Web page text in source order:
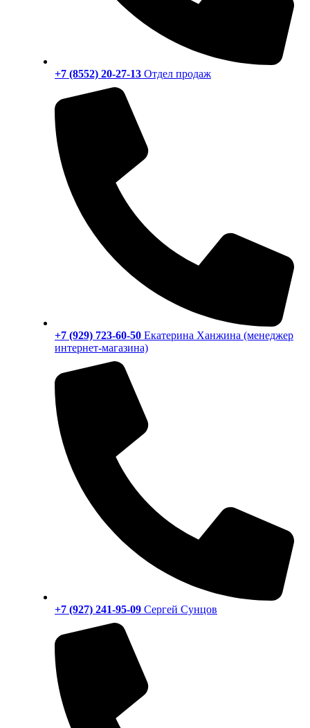
+7 (8552) 20-27-13 Отдел продаж
+7 (929) 723-60-50 Екатерина Ханжина (менеджер
интернет-магазина)
+7 (927) 241-95-09 Сергей Сунцов